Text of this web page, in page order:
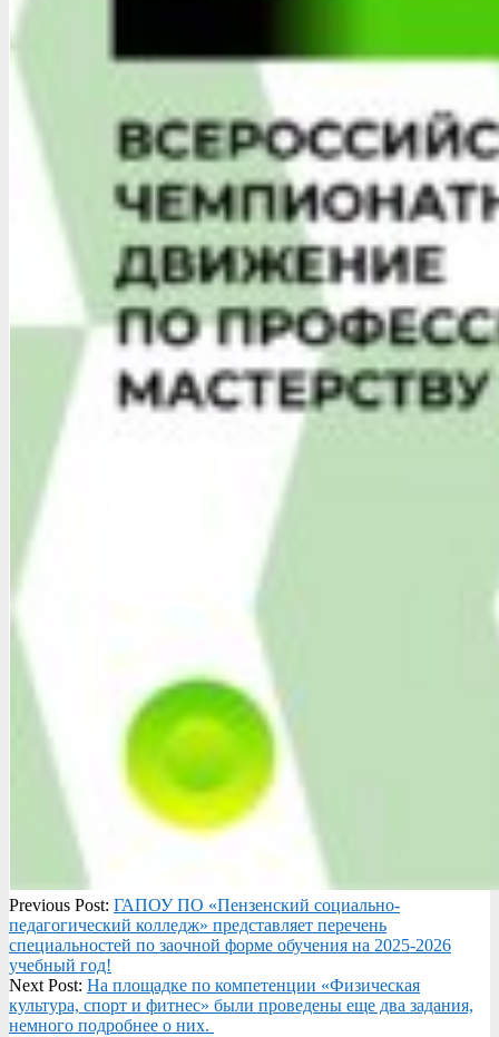
2025-
02-
27
Previous Post: ️ГАПОУ ПО «Пензенский социально-
педагогический колледж» представляет перечень
специальностей по заочной форме обучения на 2025-2026
учебный год!
Next Post: На площадке по компетенции «Физическая
культура, спорт и фитнес» были проведены еще два задания,
немного подробнее о них.